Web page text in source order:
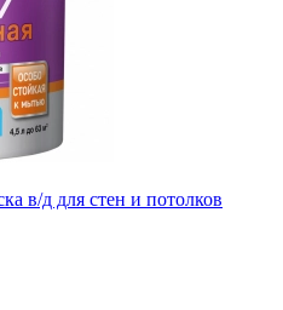
в/д для стен и потолков